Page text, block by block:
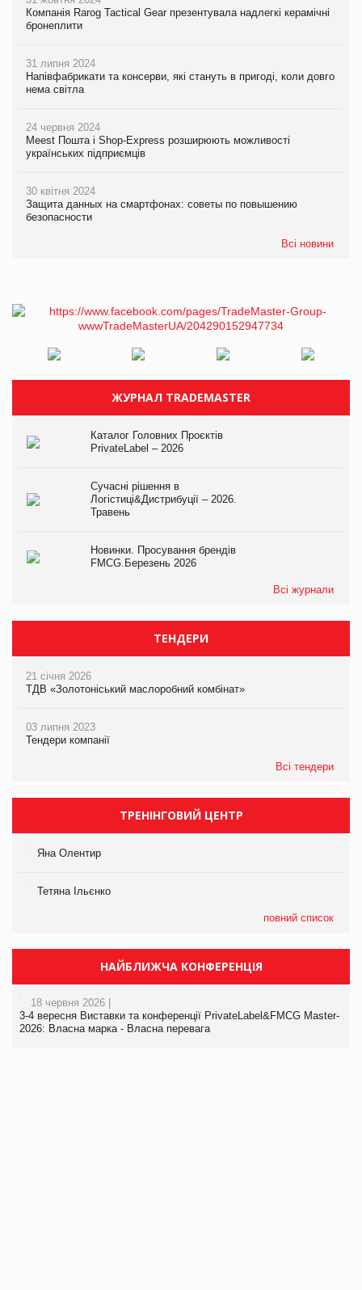
Компанія Rarog Tactical Gear презентувала надлегкі керамічні
бронеплити
31 липня 2024
Напівфабрикати та консерви, які стануть в пригоді, коли довго
нема світла
24 червня 2024
Meest Пошта і Shop-Express розширюють можливості
українських підприємців
30 квітня 2024
Защита данных на смартфонах: советы по повышению
безопасности
Всі новини
ЖУРНАЛ TRADEMASTER
Каталог Головних Проєктів
PrivateLabel – 2026
Сучасні рішення в
Логістиці&Дистрибуції – 2026.
Травень
Новинки. Просування брендів
FMCG.Березень 2026
Всі журнали
ТЕНДЕРИ
21 січня 2026
ТДВ «Золотоніський маслоробний комбінат»
03 липня 2023
Тендери компанії
Всі тендери
ТРЕНІНГОВИЙ ЦЕНТР
Яна Олентир
Тетяна Ільєнко
повний список
НАЙБЛИЖЧА КОНФЕРЕНЦІЯ
18 червня 2026 |
3-4 вересня Виставки та конференції PrivateLabel&FMCG Master-
2026: Власна марка - Власна перевага